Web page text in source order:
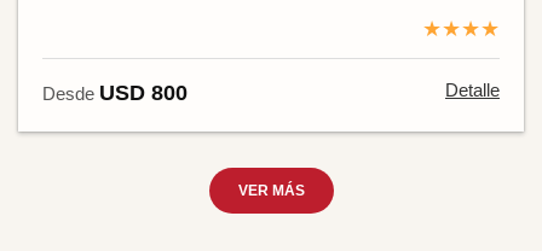
★★★★
Desde USD 800 Detalle
VER MÁS